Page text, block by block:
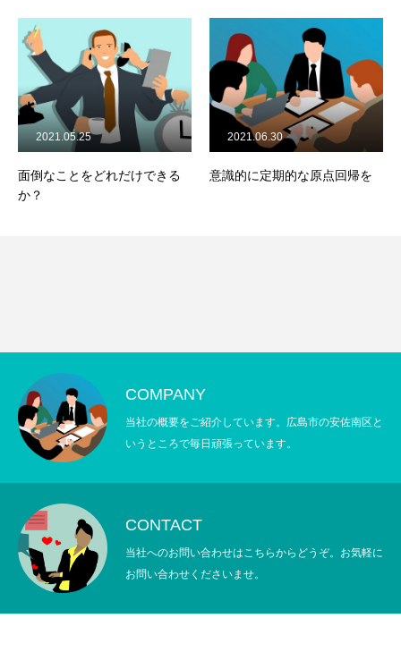
ことをどれだけできる 意識的に定期的な原点回帰を
2021.06.30
補助金
COMPANY
当社の概要をご紹介しています。広島市の安佐南区と
いうところで毎日頑張っています。
CONTACT
当社へのお問い合わせはこちらからどうぞ。お気軽に
お問い合わせくださいませ。